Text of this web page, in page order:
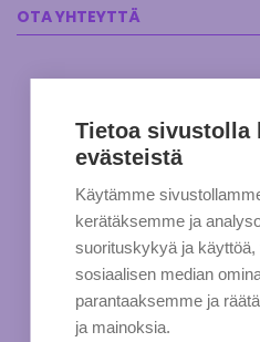
OTA YHTEYTTÄ
Tietoa sivustolla
evästeistä
Käytämme
kerätäksemme ja
suorituskykyä ja
sosiaalisen median
parantaaksemme ja
ja mainoksia.